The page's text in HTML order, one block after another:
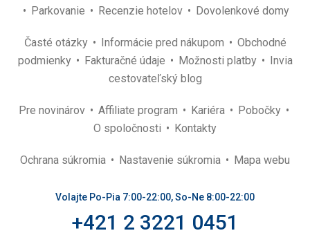
Parkovanie
Recenzie hotelov Dovolenkové domy
Časté otázky Informácie pred nákupom
Obchodné
podmienky
Fakturačné údaje Možnosti platby
Invia
cestovateľský blog
Pre novinárov Affiliate program Kariéra
Pobočky
O spoločnosti
Kontakty
Ochrana súkromia Nastavenie súkromia Mapa webu
Volajte Po-Pia 7:00-22:00, So-Ne 8:00-22:00
+421 2 3221 0451